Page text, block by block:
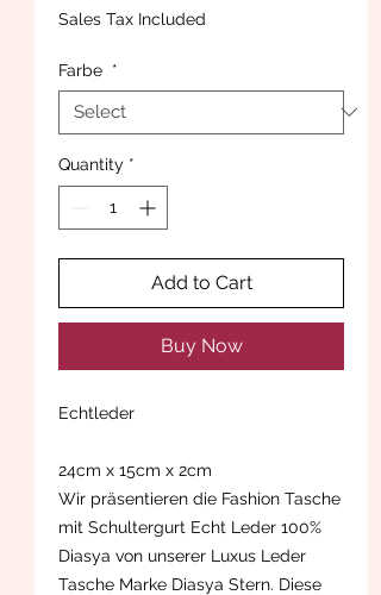
Sales Tax Included
Farbe *
Quantity *
Add to Cart
Buy Now
Echtleder
24cm x 15cm x 2cm
Wir präsentieren die Fashion Tasche
mit Schultergurt Echt Leder 100%
Diasya von unserer Luxus Leder
Tasche Marke Diasya Stern. Diese